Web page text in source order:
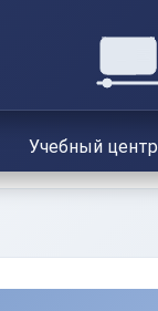
Учебный центр